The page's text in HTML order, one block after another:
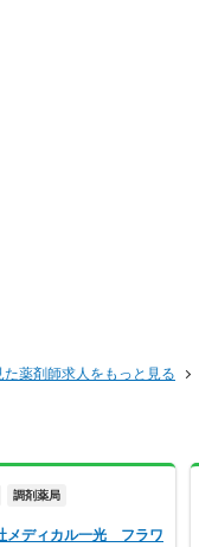
た薬剤師求人をもっと見る
調剤薬局
メディカル一光 フラワ